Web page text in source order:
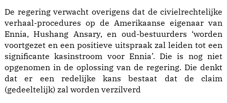
De regering verwacht overigens dat de civielrechtelijke
verhaal-procedures op de Amerikaanse eigenaar van
Ennia, Hushang Ansary, en oud-bestuurders ‘worden
voortgezet en een positieve uitspraak zal leiden tot een
significante kasinstroom voor Ennia’. Die is nog niet
opgenomen in de oplossing van de regering. Die denkt
dat er een redelijke kans bestaat dat de claim
(gedeeltelijk) zal worden verzilverd